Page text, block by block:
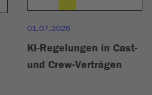
01.07.2026
KI-Regelungen in Cast-
und Crew-Verträgen